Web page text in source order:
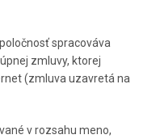
spracováva
zmluvy, ktorej
(zmluva uzavretá na
v rozsahu meno,